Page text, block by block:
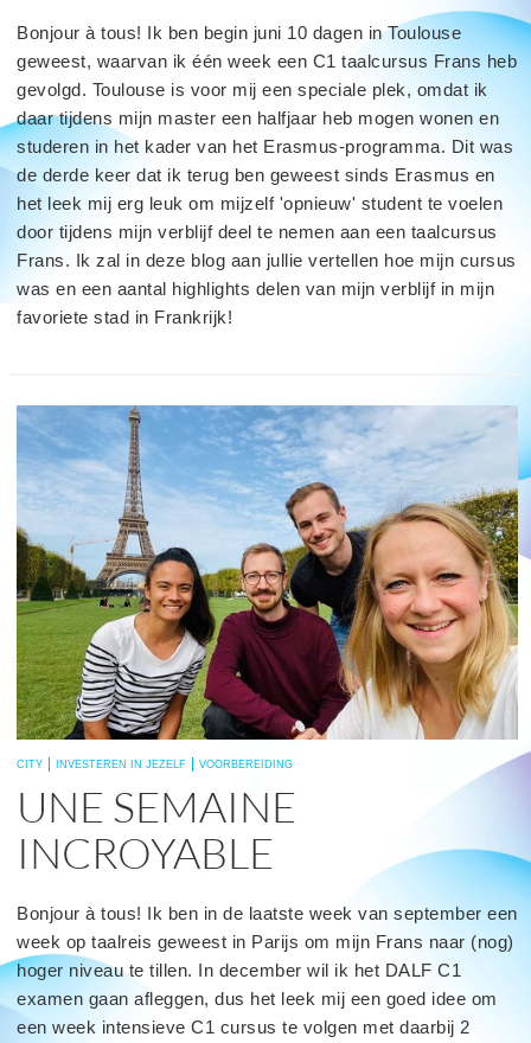
Bonjour à tous! Ik ben begin juni 10 dagen in Toulouse
geweest, waarvan ik één week een C1 taalcursus Frans heb
gevolgd. Toulouse is voor mij een speciale plek, omdat ik
daar tijdens mijn master een halfjaar heb mogen wonen en
studeren in het kader van het Erasmus-programma. Dit was
de derde keer dat ik terug ben geweest sinds Erasmus en
het leek mij erg leuk om mijzelf 'opnieuw' student te voelen
door tijdens mijn verblijf deel te nemen aan een taalcursus
Frans. Ik zal in deze blog aan jullie vertellen hoe mijn cursus
was en een aantal highlights delen van mijn verblijf in mijn
favoriete stad in Frankrijk!
read
more
CITY INVESTEREN IN JEZELF VOORBEREIDING
UNE SEMAINE
INCROYABLE
Bonjour à tous! Ik ben in de laatste week van september een
week op taalreis geweest in Parijs om mijn Frans naar (nog)
hoger niveau te tillen. In december wil ik het DALF C1
examen gaan afleggen, dus het leek mij een goed idee om
een week intensieve C1 cursus te volgen met daarbij 2